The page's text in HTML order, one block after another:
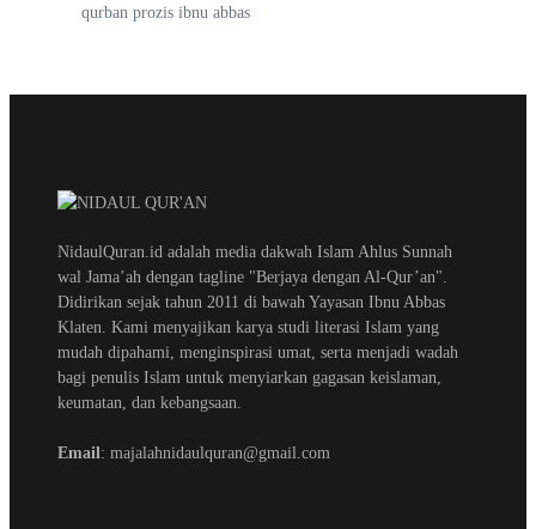
qurban prozis ibnu abbas
NidaulQuran.id adalah media dakwah Islam Ahlus Sunnah
wal Jama’ah dengan tagline "Berjaya dengan Al-Qur’an".
Didirikan sejak tahun 2011 di bawah Yayasan Ibnu Abbas
Klaten. Kami menyajikan karya studi literasi Islam yang
mudah dipahami, menginspirasi umat, serta menjadi wadah
bagi penulis Islam untuk menyiarkan gagasan keislaman,
keumatan, dan kebangsaan.
Email: majalahnidaulquran@gmail.com